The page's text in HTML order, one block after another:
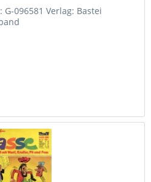
096581 Verlag: Bastei